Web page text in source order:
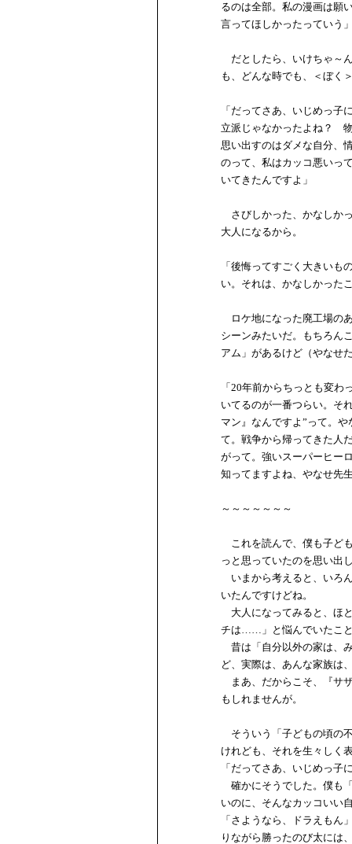
るのは全部。私の漫画は願
言ってほしかったっていう
だとしたら、いけちゃ～
も、どんな時でも、＜ぼく
「だってさあ、いじめっ
立派じゃなかったよね？
思い出すのはダメな自分、
のって、私はカッコ悪いっ
いてきたんですよ」
さびしかった、かなしか
大人になるから。
「後悔ってすごく大きい
い。それは、かなしかった
ロケ地になった廃工場の
シーンみたいだ。もちろん
アム」があるけど（やなせ
「20年前からちっとも変
いてるのが一番つらい。そ
マン』なんですよ”って。
て。戦争から帰ってきた人
がって。強いスーパーヒー
知ってますよね、やなせ先
～～～～～～～
これを読んで、僕も子ど
っと思っていたのを思い出
いまから考えると、いろ
いたんですけどね。
大人になってみると、ほ
チは……」と悩んでいたこ
昔は「自分以外の家は、
ど、実際は、あんな家族は
まあ、だからこそ、『サ
もしれませんが。
そういう「子どもの頃の
けれども、それを生々しく
「だってさあ、いじめっ子
確かにそうでした。僕も
いのに、そんなカッコいい
「さようなら、ドラえも
りながら勝ったのび太には